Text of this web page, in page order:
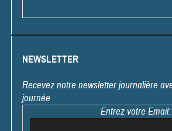
NEWSLETTER
Recevez notre newsletter journalière
journée
Entrez votre Email: